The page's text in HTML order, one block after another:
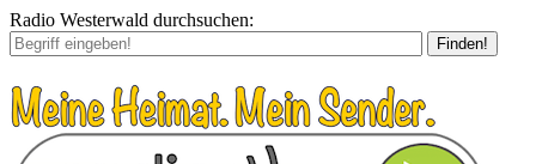
Radio Westerwald durchsuchen:
Finden!